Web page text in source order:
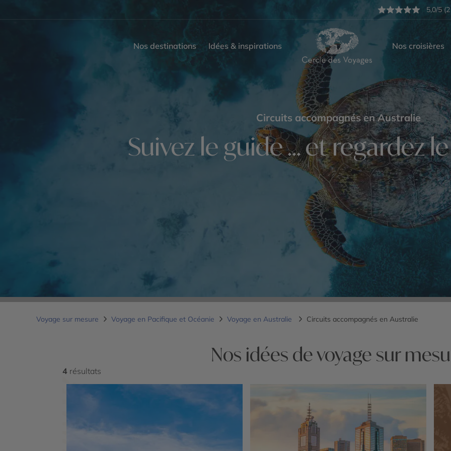
5,0/5
Nos destinations Idées & inspirations Nos croisières
Circuits accompagnés en Australie
Suivez le guide ... et regardez
Voyage sur mesure Voyage en Pacifique et Océanie Voyage en Australie Circuits accompagnés en Australie
Nos idées de voyage sur
4 résultats